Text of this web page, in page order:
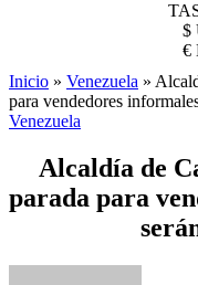
$
€
Inicio » Venezuela »
para vendedores
Venezuela
Alcaldía de
parada para